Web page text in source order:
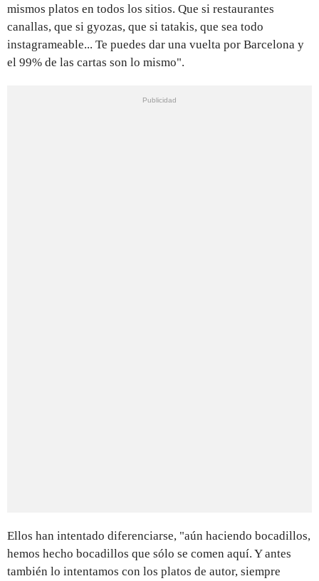
mismos platos en todos los sitios. Que si restaurantes
canallas, que si gyozas, que si tatakis, que sea todo
instagrameable... Te puedes dar una vuelta por Barcelona y
el 99% de las cartas son lo mismo".
Ellos han intentado diferenciarse, "aún haciendo bocadillos,
hemos hecho bocadillos que sólo se comen aquí. Y antes
también lo intentamos con los platos de autor, siempre